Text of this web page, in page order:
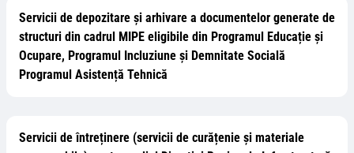
Servicii de depozitare și arhivare a documentelor generate de
structuri din cadrul MIPE eligibile din Programul Educație și
Ocupare, Programul Incluziune și Demnitate Socială
Programul Asistență Tehnică
Servicii de întreținere (servicii de curățenie și materiale